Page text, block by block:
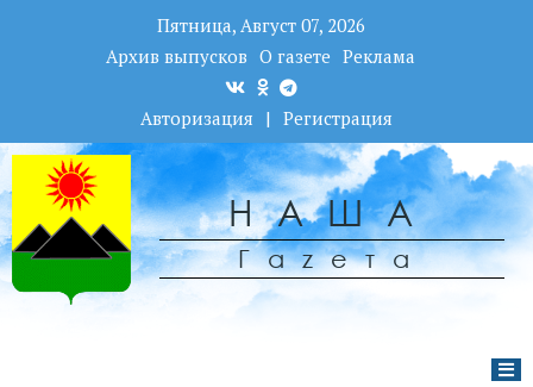
Пятница, Август 07, 2026
Архив выпусков О газете Реклама
Авторизация | Регистрация
НАША
Гаzета